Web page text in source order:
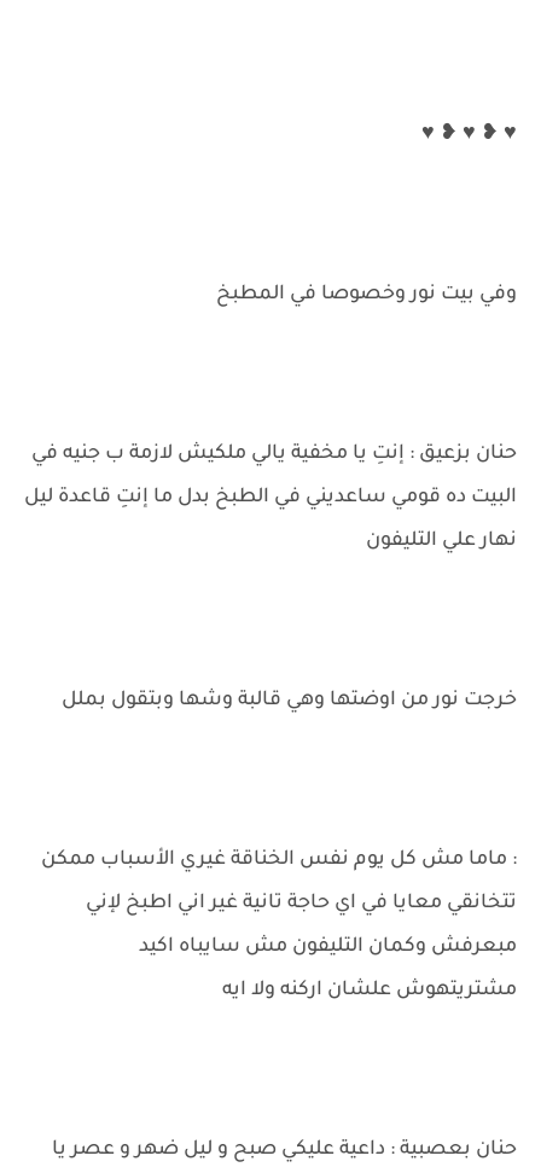
♥ ❥ ♥ ❥ ♥
وفي بيت نور وخصوصا في المطبخ
حنان بزعيق : إنتِ يا مخفية يالي ملكيش لازمة ب جنيه في
البيت ده قومي ساعديني في الطبخ بدل ما إنتِ قاعدة ليل
نهار علي التليفون
خرجت نور من اوضتها وهي قالبة وشها وبتقول بملل
: ماما مش كل يوم نفس الخناقة غيري الأسباب ممكن
تتخانقي معايا في اي حاجة تانية غير اني اطبخ لإني
مبعرفش وكمان التليفون مش سايباه اكيد
مشتريتهوش علشان اركنه ولا ايه
حنان بعصبية : داعية عليكي صبح و ليل ضهر و عصر يا